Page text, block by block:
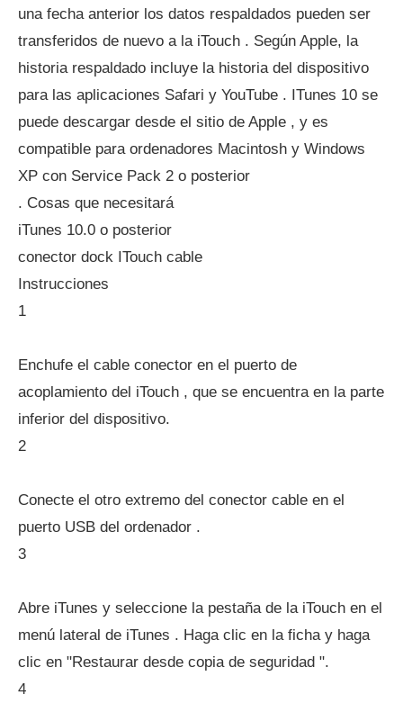
una fecha anterior los datos respaldados pueden ser
transferidos de nuevo a la iTouch . Según Apple, la
historia respaldado incluye la historia del dispositivo
para las aplicaciones Safari y YouTube . ITunes 10 se
puede descargar desde el sitio de Apple , y es
compatible para ordenadores Macintosh y Windows
XP con Service Pack 2 o posterior
. Cosas que necesitará
iTunes 10.0 o posterior
conector dock ITouch cable
Instrucciones
1
Enchufe el cable conector en el puerto de
acoplamiento del iTouch , que se encuentra en la parte
inferior del dispositivo.
2
Conecte el otro extremo del conector cable en el
puerto USB del ordenador .
3
Abre iTunes y seleccione la pestaña de la iTouch en el
menú lateral de iTunes . Haga clic en la ficha y haga
clic en "Restaurar desde copia de seguridad ".
4